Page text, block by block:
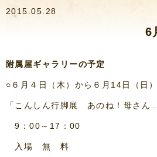
2015.05.28
6
附属屋ギャラリーの予定
○６月４日（木）から６月14日（日
「こんしん行脚展 あのね！母
9：00～17：00
入場 無 料